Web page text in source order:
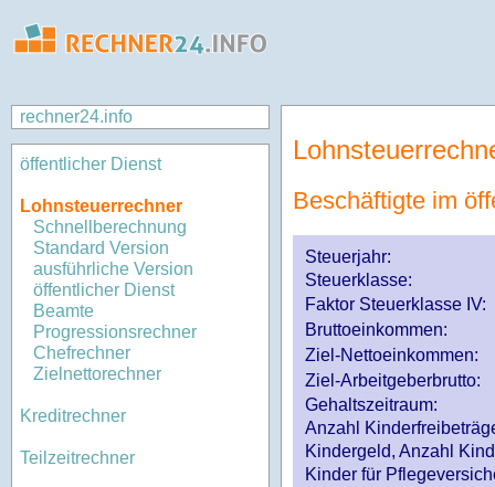
rechner24.info
öffentlicher Dienst
Lohnsteuerrechner
Schnellberechnung
Standard Version
ausführliche Version
öffentlicher Dienst
Beamte
Progressionsrechner
Chefrechner
Zielnettorechner
Kreditrechner
Teilzeitrechner
Beschäftigte im
Steuerjahr:
Steuerklasse:
Faktor Steuerklasse IV:
Bruttoeinkommen:
Ziel-Nettoeinkommen:
Ziel-Arbeitgeberbrutto:
Gehaltszeitraum:
Anzahl
Kindergeld, Anzahl
Kinder für